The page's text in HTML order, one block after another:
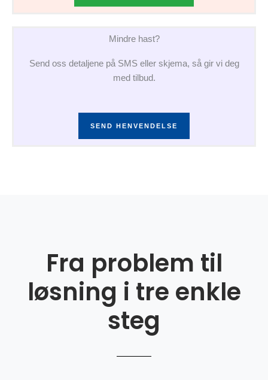
Mindre hast?
Send oss detaljene på SMS eller skjema, så gir vi deg
med tilbud.
SEND HENVENDELSE
Fra problem til
løsning i tre enkle
steg